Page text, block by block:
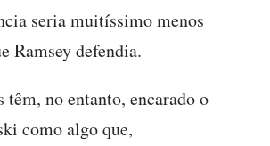
seria muitíssimo menos
Ramsey defendia.
no entanto, encarado o
como algo que,